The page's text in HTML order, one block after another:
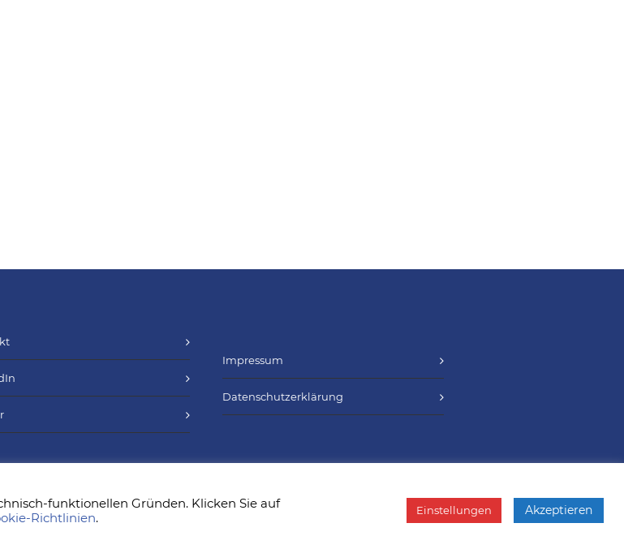
Impressum
Datenschutzerklärung
Twitter
funktionellen Gründen. Klicken Sie auf
Richtlinien.
Einstellungen Akzeptieren